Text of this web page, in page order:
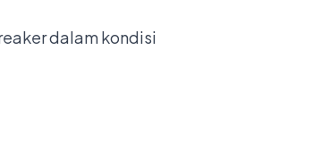
dalam kondisi